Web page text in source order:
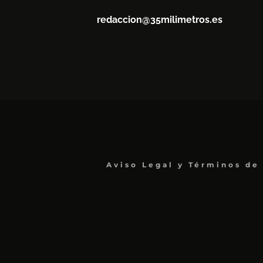
redaccion@35milimetros.es
Aviso Legal y Términos de